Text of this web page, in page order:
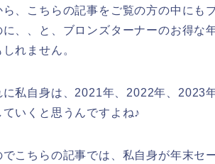
ら、こちらの記事をご覧の方の中にも
に、、と、ブロンズターナーのお得な
れません。
に私自身は、2021年、2022年、2023
ていくと思うんですよね♪
でこちらの記事では、私自身が年末セ